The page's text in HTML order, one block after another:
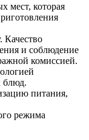
мест, которая
Качество
и соблюдение
комиссией.
блюд.
питания,
режима